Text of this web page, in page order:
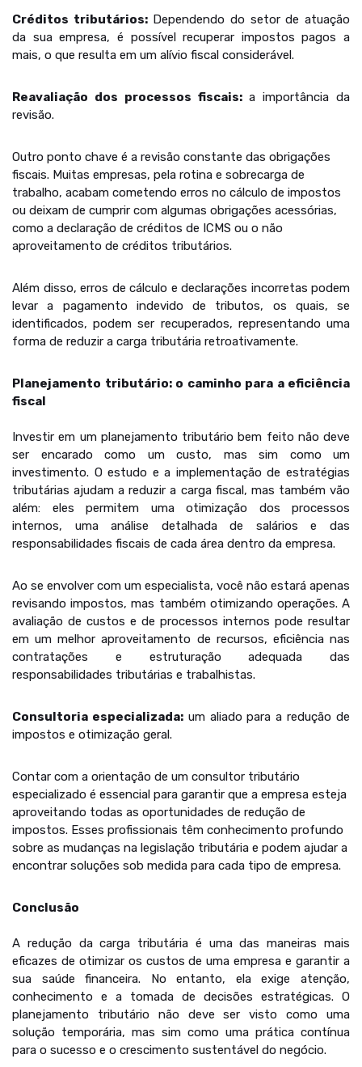
Créditos tributários:Dependendo do setor de atuação
da sua empresa, é possível recuperar impostos pagos a
mais, o que resulta em um alívio fiscal considerável.
Reavaliação dos processos fiscais:a importância da
revisão.
Outro ponto chave é a revisão constante das obrigações
fiscais. Muitas empresas, pela rotina e sobrecarga de
trabalho, acabam cometendo erros no cálculo de impostos
ou deixam de cumprir com algumas obrigações acessórias,
como a declaração de créditos de ICMS ou o não
aproveitamento de créditos tributários.
Além disso, erros de cálculo e declarações incorretas podem
levar a pagamento indevido de tributos, os quais, se
identificados, podem ser recuperados, representando uma
forma de reduzir a carga tributária retroativamente.
Planejamento tributário: o caminho para a eficiência
fiscal
Investir em um planejamento tributário bem feito não deve
ser encarado como um custo, mas sim como um
investimento. O estudo e a implementação de estratégias
tributárias ajudam a reduzir a carga fiscal, mas também vão
além: eles permitem uma otimização dos processos
internos, uma análise detalhada de salários e das
responsabilidades fiscais de cada área dentro da empresa.
Ao se envolver com um especialista, você não estará apenas
revisando impostos, mas também otimizando operações. A
avaliação de custos e de processos internos pode resultar
em um melhor aproveitamento de recursos, eficiência nas
contratações e estruturação adequada das
responsabilidades tributárias e trabalhistas.
Consultoria especializada:um aliado para a redução de
impostos e otimização geral.
Contar com a orientação de um consultor tributário
especializado é essencial para garantir que a empresa esteja
aproveitando todas as oportunidades de redução de
impostos. Esses profissionais têm conhecimento profundo
sobre as mudanças na legislação tributária e podem ajudar a
encontrar soluções sob medida para cada tipo de empresa.
Conclusão
A redução da carga tributária é uma das maneiras mais
eficazes de otimizar os custos de uma empresa e garantir a
sua saúde financeira. No entanto, ela exige atenção,
conhecimento e a tomada de decisões estratégicas. O
planejamento tributário não deve ser visto como uma
solução temporária, mas sim como uma prática contínua
para o sucesso e o crescimento sustentável do negócio.